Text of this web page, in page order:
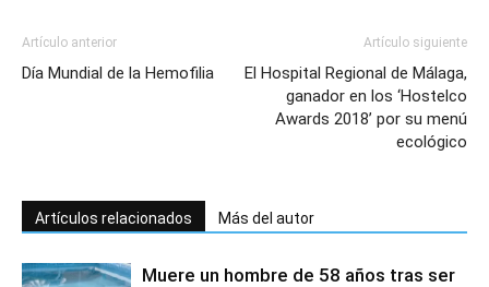
Artículo anterior
Día Mundial de la Hemofilia
Artículo siguiente
El Hospital Regional de Málaga,
ganador en los ‘Hostelco
Awards 2018’ por su menú
ecológico
Artículos relacionados Más del autor
Muere un hombre de 58 años tras ser